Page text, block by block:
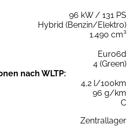
96 kW / 131 PS
Hybrid (Benzin/Elektro)
1.490 cm³
Euro6d
4 (Green)
nach WLTP:
4,2 l/100km
96 g/km
C
Zentrallager